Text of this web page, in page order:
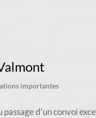
importantes
passage d'un convoi